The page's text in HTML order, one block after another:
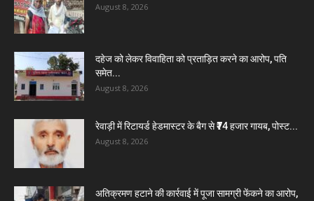
August 8, 2026
दहेज को लेकर विवाहिता को प्रताड़ित करने का आरोप, पति
समेत...
August 8, 2026
रेवाड़ी में रिटायर्ड हेडमास्टर के बैग से ₹74 हजार गायब, पोस्ट...
August 8, 2026
अतिक्रमण हटाने की कार्रवाई में पूजा सामग्री फेंकने का आरोप,